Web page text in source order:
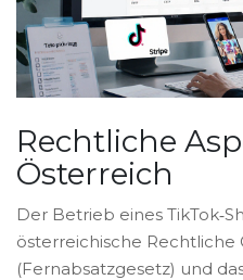
Rechtliche
Österreich
Der Betrieb eines
österreichische Rechtliche
(Fernabsatzgesetz) und